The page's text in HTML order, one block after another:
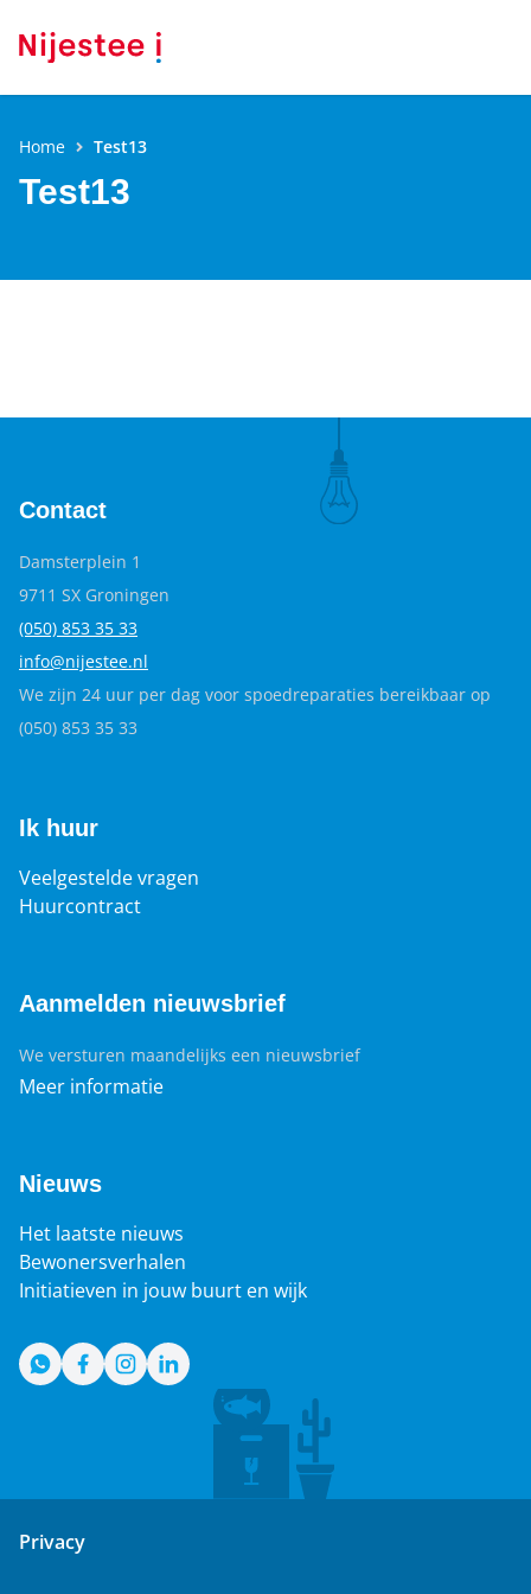
Home Test13
Test13
Contact
Damsterplein 1
9711 SX Groningen
(050) 853 35 33
info@nijestee.nl
We zijn 24 uur per dag voor spoedreparaties bereikbaar op
(050) 853 35 33
Ik huur
Veelgestelde vragen
Huurcontract
Aanmelden nieuwsbrief
We versturen maandelijks een nieuwsbrief
Meer informatie
Nieuws
Het laatste nieuws
Bewonersverhalen
Initiatieven in jouw buurt en wijk
WhatsApp
Facebook
Instagram
LinkedIn
Privacy